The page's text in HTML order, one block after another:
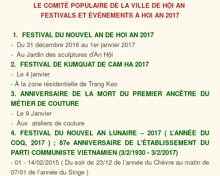
LE COMITÉ POPULAIRE DE LA VILLE DE HỘI AN
FESTIVALS ET ÉVÉNEMENTS À HOI AN 2017
1. FESTIVAL DU NOUVEL AN DE HOI AN 2017
- Du 31 décembre 2016 au 1er janvier 2017
- Au Jardin des sculptures d’An Hội
2. FESTIVAL DE KUMQUAT DE CAM HA 2017
- Le 4 janvier
- À la zone résidentielle de Trang Keo
3. ANNIVERSAIRE DE LA MORT DU PREMIER ANCÊTRE DU
MÉTIER DE COUTURE
- Le 9 Janvier
- Aux ateliers de couture
4. FESTIVAL DU NOUVEL AN LUNAIRE – 2017 ( L’ANNÉE DU
COQ, 2017 ) ; 87e ANNIVERSAIRE DE L'ÉTABLISSEMENT DU
PARTI COMMUNISTE VIETNAMIEN (3/2/1930 - 3/2/2017)
- 01 - 14/02/2015 ( Du soir de 23/12 de l’année du Chèvre au matin de
07/01 de l’année du Singe )